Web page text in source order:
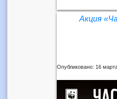
Акция
Опубликовано: 16